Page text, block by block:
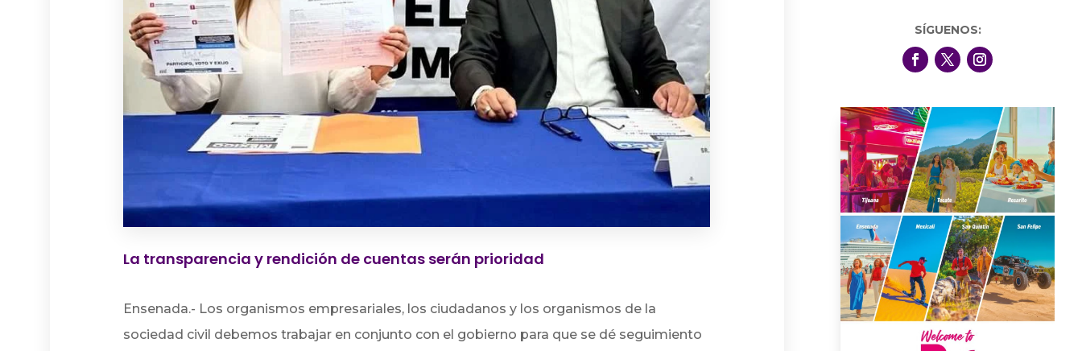
La transparencia y rendición de cuentas serán prioridad
Ensenada.- Los organismos empresariales, los ciudadanos y los organismos de la
sociedad civil debemos trabajar en conjunto con el gobierno para que se dé seguimiento
SÍGUENOS: